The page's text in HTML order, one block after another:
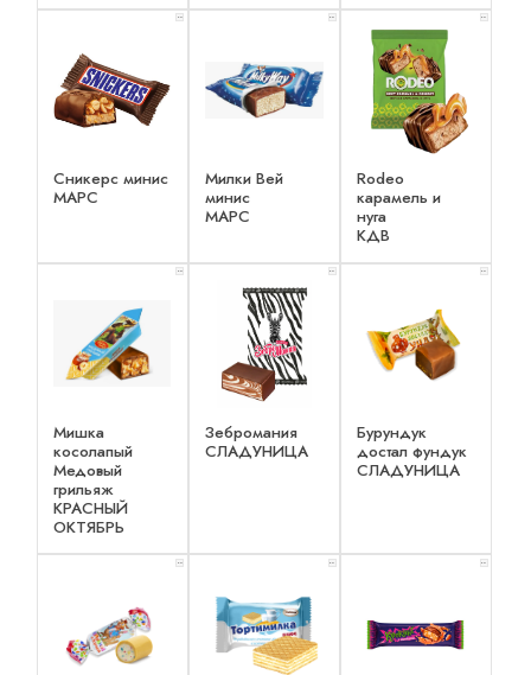
x 2
Сникерс минис
МАРС
x 3
Милки Вей
минис
МАРС
x 2
Rodeo
карамель и
нуга
КДВ
x 3
Мишка
косолапый
Медовый
грильяж
КРАСНЫЙ
ОКТЯБРЬ
x 2
Зебромания
СЛАДУНИЦА
x 2
Бурундук
достал фундук
СЛАДУНИЦА